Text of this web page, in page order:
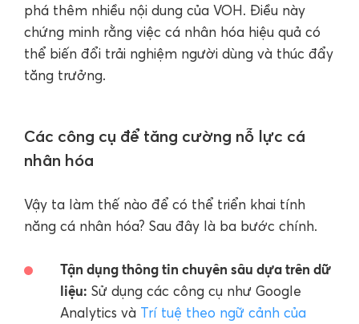
phá thêm nhiều nội dung của VOH. Điều này
chứng minh rằng việc cá nhân hóa hiệu quả có
thể biến đổi trải nghiệm người dùng và thúc đẩy
tăng trưởng.
Các công cụ để tăng cường nỗ lực cá
nhân hóa
Vậy ta làm thế nào để có thể triển khai tính
năng cá nhân hóa? Sau đây là ba bước chính.
Tận dụng thông tin chuyên sâu dựa trên dữ
liệu: Sử dụng các công cụ như Google
Analytics và Trí tuệ theo ngữ cảnh của